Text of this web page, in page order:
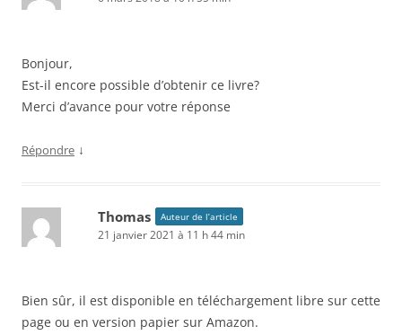
Bonjour,
Est-il encore possible d’obtenir ce livre?
Merci d’avance pour votre réponse
Répondre ↓
Thomas Auteur de l’article
21 janvier 2021 à 11 h 44 min
Bien sûr, il est disponible en téléchargement libre sur cette
page ou en version papier sur Amazon.